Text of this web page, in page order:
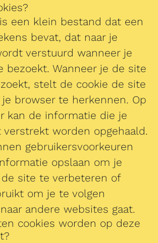
een klein bestand dat een
bevat, dat naar je
verstuurd wanneer je
bezoekt. Wanneer je de site
stelt de cookie de site
browser te herkennen. Op
kan de informatie die je
verstrekt worden opgehaald.
gebruikersvoorkeuren
opslaan om je
site te verbeteren of
om je te volgen
andere websites gaat.
cookies worden op deze